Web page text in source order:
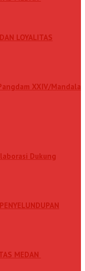
LOYALITAS
XXIV/Mandala
Dukung
MEDAN